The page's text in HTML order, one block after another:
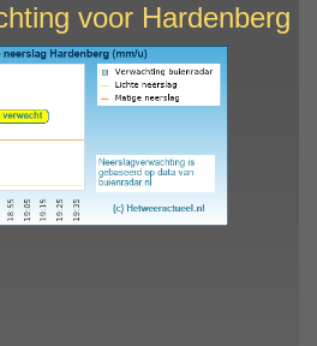
voor Hardenberg